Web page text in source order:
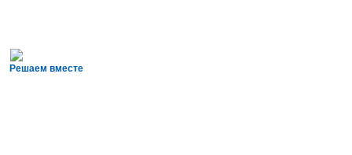
Решаем вместе